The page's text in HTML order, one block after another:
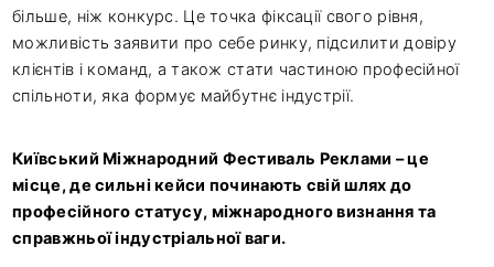
більше, ніж конкурс. Це точка фіксації свого рівня,
можливість заявити про себе ринку, підсилити довіру
клієнтів і команд, а також стати частиною професійної
спільноти, яка формує майбутнє індустрії.
Київський Міжнародний Фестиваль Реклами – це
місце, де сильні кейси починають свій шлях до
професійного статусу, міжнародного визнання та
справжньої індустріальної ваги.